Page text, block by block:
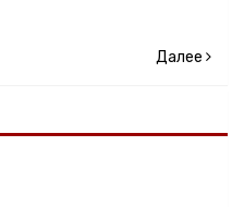
Далее